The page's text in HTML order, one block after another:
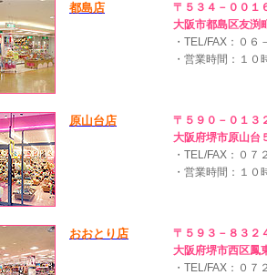
都島店
〒５３４－００１
大阪市都島区友渕
・TEL/FAX：０６
・営業時間：１０
原山台店
〒５９０－０１３
大阪府堺市原山台
・TEL/FAX：０７
・営業時間：１０
おおとり店
〒５９３－８３２
大阪府堺市西区鳳
・TEL/FAX：０７